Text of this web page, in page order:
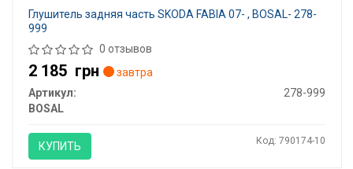
Глушитель задняя часть SKODA FABIA 07- , BOSAL- 278-
999
0 отзывов
2 185 грн
завтра
Артикул:
278-999
BOSAL
КУПИТЬ Код: 790174-10